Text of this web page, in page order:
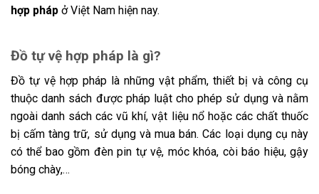
hợp pháp ở Việt Nam hiện nay.
Đồ tự vệ hợp pháp là gì?
Đồ tự vệ hợp pháp là những vật phẩm, thiết bị và công cụ
thuộc danh sách được pháp luật cho phép sử dụng và nằm
ngoài danh sách các vũ khí, vật liệu nổ hoặc các chất thuốc
bị cấm tàng trữ, sử dụng và mua bán. Các loại dụng cụ này
có thể bao gồm đèn pin tự vệ, móc khóa, còi báo hiệu, gậy
bóng chày,…